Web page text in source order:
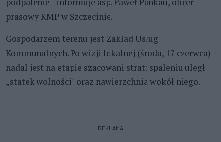
prasowy KMP w Szczecinie.
Gospodarzem terenu jest Zakład Usług
Kommunalnych. Po wizji lokalnej (środa, 17 czerwca)
nadal jest na etapie szacowani strat: spaleniu uległ
„statek wolności" oraz nawierzchnia wokół niego.
REKLAMA